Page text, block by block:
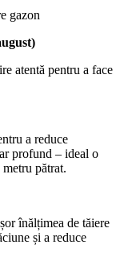
atentă pentru a face
a reduce
profund – ideal o
pătrat.
înălțimea de tăiere
și a reduce